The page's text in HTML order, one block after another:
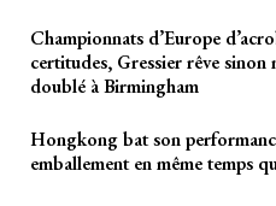
Championnats d’Europe
certitudes, Gressier rêve sinon
doublé à Birmingham
Hongkong bat son
emballement en même temps